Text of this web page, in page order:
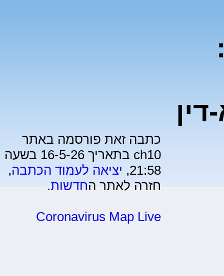
כתבה זאת פורסמה באתר
ch10 בתאריך 16-5-26 בשעה
21:58, יציאה לעמוד הכתבה,
חזרה לאתר החדשות.
Coronavirus Map Live